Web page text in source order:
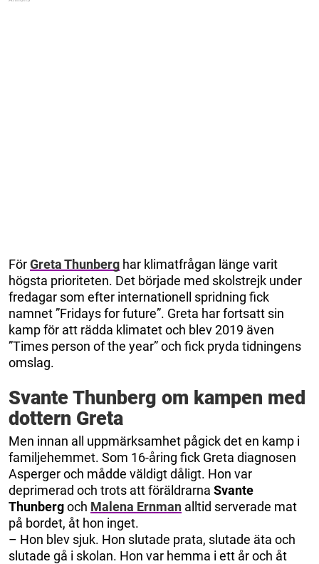
FörGreta Thunberg har klimatfrågan länge varit
högsta prioriteten. Det började med skolstrejk under
fredagar som efter internationell spridning fick
namnet ”Fridays for future”. Greta har fortsatt sin
kamp för att rädda klimatet och blev 2019 även
”Times person of the year” och fick pryda tidningens
omslag.
Svante Thunberg om kampen med
dottern Greta
Men innan all uppmärksamhet pågick det en kamp i
familjehemmet. Som 16-åring fick Greta diagnosen
Asperger och mådde väldigt dåligt. Hon var
deprimerad och trots att föräldrarna Svante
Thunbergoch Malena Ernman alltid serverade mat
på bordet, åt hon inget.
– Hon blev sjuk. Hon slutade prata, slutade äta och
slutade gå i skolan. Hon var hemma i ett år och åt